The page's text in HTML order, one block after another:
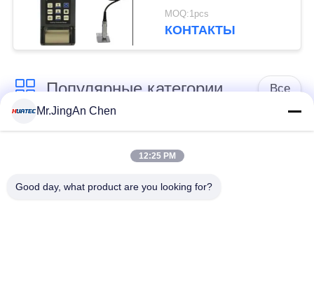
толщины Tg110
покрытия Elcometer
MOQ:1pcs
КОНТАКТЫ
Популярные категории Все
Ультразвуковой
Ультразвуковой
толщиномер
Толщиномер
Портативный
Mr.JingAn Chen
12:25 PM
Good day, what product are you looking for?